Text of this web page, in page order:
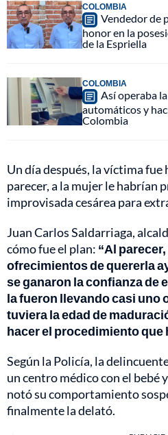
COLOMBIA
Vendedor de
honor en la
de la Espriella
COLOMBIA
Así operaba
automáticos y
Colombia
Un día después, la víctima fue
parecer, a la mujer le habrían
improvisada cesárea para
Juan Carlos Saldarriaga,
cómo fue el plan: “Al
ofrecimientos de quererla
se ganaron la confianza de
la fueron llevando casi uno
tuviera la edad de
hacer el procedimiento que
Según la Policía, la
un centro médico con el bebé
notó su comportamiento
finalmente la delató.